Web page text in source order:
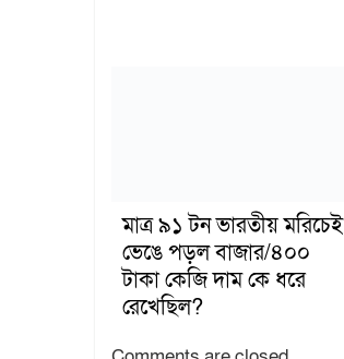
মাত্র ৯১ টন ভারতীয় মরিচেই
ভেঙে পড়ল বাজার/৪০০
টাকা কেজি দাম কে ধরে
রেখেছিল?